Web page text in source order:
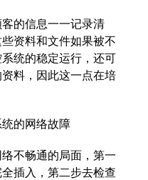
的信息一一记录清
资料和文件如果被不
统的稳定运行，还可
料，因此这一点在培
的网络故障
不畅通的局面，第一
插入，第二步去检查